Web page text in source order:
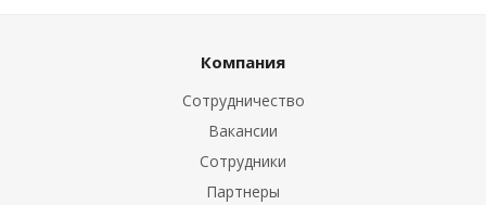
Компания
Сотрудничество
Вакансии
Сотрудники
Партнеры